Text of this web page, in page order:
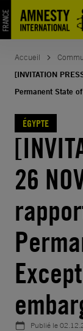
Aller
au
contenu
Accueil
[INVITATION
Permanent State
ÉGYPTE
26
Publié le